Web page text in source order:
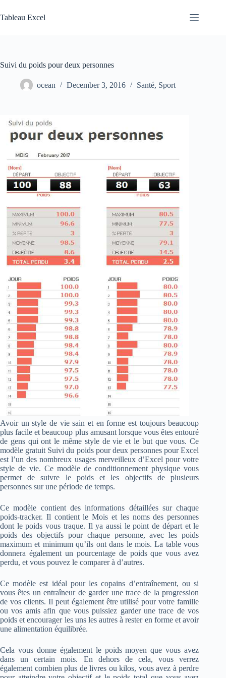
to
content
Tableau Excel
Suivi du poids pour deux personnes
ocean December 3, 2016 Santé, Sport
Avoir un style de vie sain et en forme est toujours beaucoup
plus facile et beaucoup plus amusant lorsque vous êtes entouré
de gens qui ont le même style de vie et le but que vous. Ce
modèle gratuit Suivi du poids pour deux personnes pour Excel
est l’un des nombreux usages merveilleux d’Excel pour votre
style de vie. Ce modèle de conditionnement physique vous
permet de suivre le poids et les objectifs de plusieurs
personnes sur une période de temps.
Ce modèle contient des informations détaillées sur chaque
poids-tracker. Il contient le Mois et les noms des personnes
dont le poids vous traque. Il ya aussi le point de départ et le
poids des objectifs pour chaque personne, avec les poids
maximum et minimum qu’ils ont dans le mois. La table vous
donnera également un pourcentage de poids que vous avez
perdu, et vous pouvez le comparer à d’autres.
Ce modèle est idéal pour les copains d’entraînement, ou si
vous êtes un entraîneur de garder une trace de la progression
de vos clients. Il peut également être utilisé pour votre famille
ou vos amis afin que vous puissiez garder une trace de vos
poids et encourager les uns les autres à rester en forme et avoir
une alimentation équilibrée.
Cela vous donne également le poids moyen que vous avez
dans un certain mois. En dehors de cela, vous verrez
également combien plus de livres ou kilos, vous avez à perdre